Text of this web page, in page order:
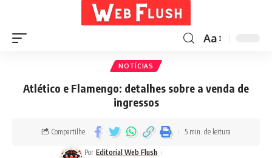
Aa
NOTÍCIAS
Atlético e Flamengo: detalhes sobre a venda de
ingressos
Por Editorial Web Flush
Compartilhe 5 min. de leitura